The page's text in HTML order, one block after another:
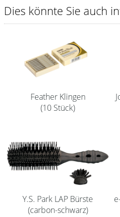
Shampoo
Aromase Salon-Pro
Sale %
Schleifservice
Produktwissen Scheren
Flyer
Kontakt
Dies könnte Sie auch
Feather Klingen
(10 Stück)
Y.S. Park LAP Bürste
(carbon-schwarz)